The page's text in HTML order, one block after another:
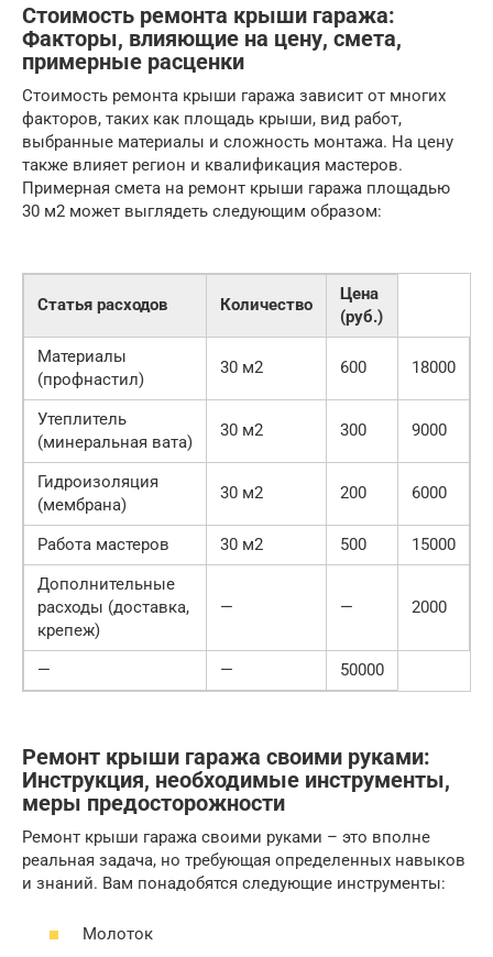
Стоимость ремонта крыши гаража:
Факторы, влияющие на цену, смета,
примерные расценки
Стоимость ремонта крыши гаража зависит от многих
факторов, таких как площадь крыши, вид работ,
выбранные материалы и сложность монтажа. На цену
также влияет регион и квалификация мастеров.
Примерная смета на ремонт крыши гаража площадью
30 м2 может выглядеть следующим образом:
Статья расходов Количество
Цена
(руб.)
Материалы
(профнастил)
30 м2 600 18000
Утеплитель
(минеральная вата)
30 м2 300 9000
Гидроизоляция
(мембрана)
30 м2 200 6000
Работа мастеров 30 м2 500
15000
Дополнительные
расходы (доставка,
крепеж)
— — 2000
— — 50000
Ремонт крыши гаража своими руками:
Инструкция, необходимые инструменты,
меры предосторожности
Ремонт крыши гаража своими руками – это вполне
реальная задача, но требующая определенных навыков
и знаний. Вам понадобятся следующие инструменты:
Молоток